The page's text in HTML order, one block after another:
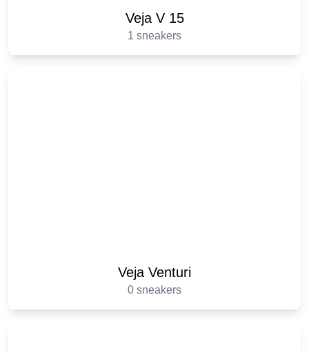
Veja V 15
1 sneakers
Veja Venturi
0 sneakers